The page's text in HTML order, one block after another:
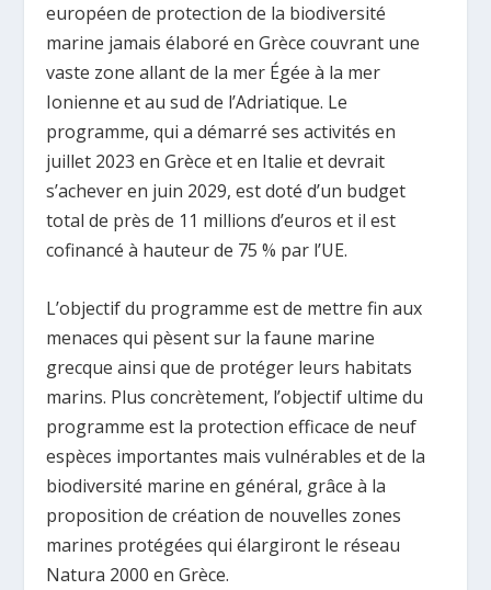
européen de protection de la biodiversité
marine jamais élaboré en Grèce couvrant une
vaste zone allant de la mer Égée à la mer
Ionienne et au sud de l’Adriatique. Le
programme, qui a démarré ses activités en
juillet 2023 en Grèce et en Italie et devrait
s’achever en juin 2029, est doté d’un budget
total de près de 11 millions d’euros et il est
cofinancé à hauteur de 75 % par l’UE.
L’objectif du programme est de mettre fin aux
menaces qui pèsent sur la faune marine
grecque ainsi que de protéger leurs habitats
marins. Plus concrètement, l’objectif ultime du
programme est la protection efficace de neuf
espèces importantes mais vulnérables et de la
biodiversité marine en général, grâce à la
proposition de création de nouvelles zones
marines protégées qui élargiront le réseau
Natura 2000 en Grèce.